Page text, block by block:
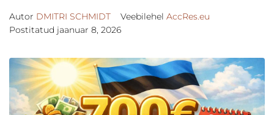
Autor DMITRI SCHMIDT Veebilehel AccRes.eu
Postitatud jaanuar 8, 2026